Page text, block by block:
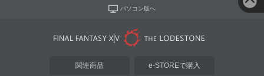
パソコン版へ
関連商品 e-STOREで購入